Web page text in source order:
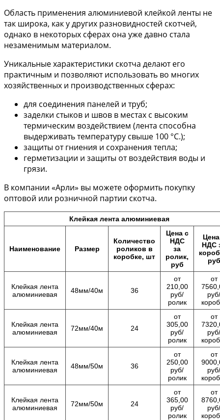
Область применения алюминиевой клейкой ленты не
так широка, как у других разновидностей скотчей,
однако в некоторых сферах она уже давно стала
незаменимым материалом.
Уникальные характеристики скотча делают его
практичным и позволяют использовать во многих
хозяйственных и производственных сферах:
для соединения панелей и труб;
заделки стыков и швов в местах с высоким
термическим воздействием (лента способна
выдерживать температуру свыше 100 °C.);
защиты от гниения и сохранения тепла;
герметизации и защиты от воздействия воды и
грязи.
В компании «Арли» вы можете оформить покупку
оптовой или розничной партии скотча.
Клейкая лента алюминиевая
Наименование Размер
Количество
роликов в
коробке, шт
Цена с
НДС
за
ролик,
руб
НДС
руб
Клейкая лента
алюминиевая
48мм/40м 36
от
210,00
руб/
ролик
от
руб/
Клейкая лента
алюминиевая
72мм/40м 24
от
305,00
руб/
ролик
от
руб/
Клейкая лента
алюминиевая
48мм/50м 36
от
250,00
руб/
ролик
от
руб/
Клейкая лента
алюминиевая
72мм/50м 24
от
365,00
руб/
ролик
от
руб/